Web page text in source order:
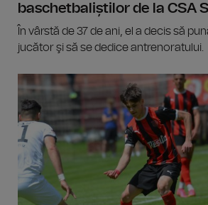
baschetbaliștilor de la CSA
În vârstă de 37 de ani, el a decis să
jucător şi să se dedice antrenoratului.